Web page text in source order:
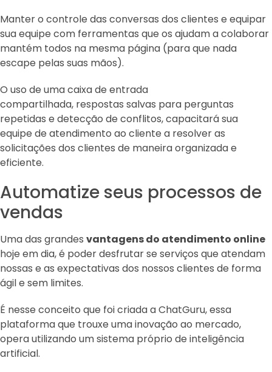
Manter o controle das conversas dos clientes e equipar
sua equipe com ferramentas que os ajudam a colaborar
mantém todos na mesma página (para que nada
escape pelas suas mãos).
O uso de uma caixa de entrada
compartilhada, respostas salvas para perguntas
repetidas e detecção de conflitos, capacitará sua
equipe de atendimento ao cliente a resolver as
solicitações dos clientes de maneira organizada e
eficiente.
Automatize seus processos de
vendas
Uma das grandes vantagens do atendimento online
hoje em dia, é poder desfrutar se serviços que atendam
nossas e as expectativas dos nossos clientes de forma
ágil e sem limites.
É nesse conceito que foi criada a ChatGuru, essa
plataforma que trouxe uma inovação ao mercado,
opera utilizando um sistema próprio de inteligência
artificial.